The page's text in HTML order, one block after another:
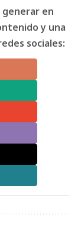
en
y una
sociales: